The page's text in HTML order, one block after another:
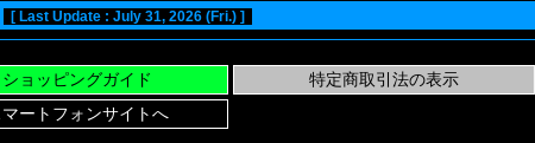
[ Last Update : July 31, 2026 (Fri.) ]